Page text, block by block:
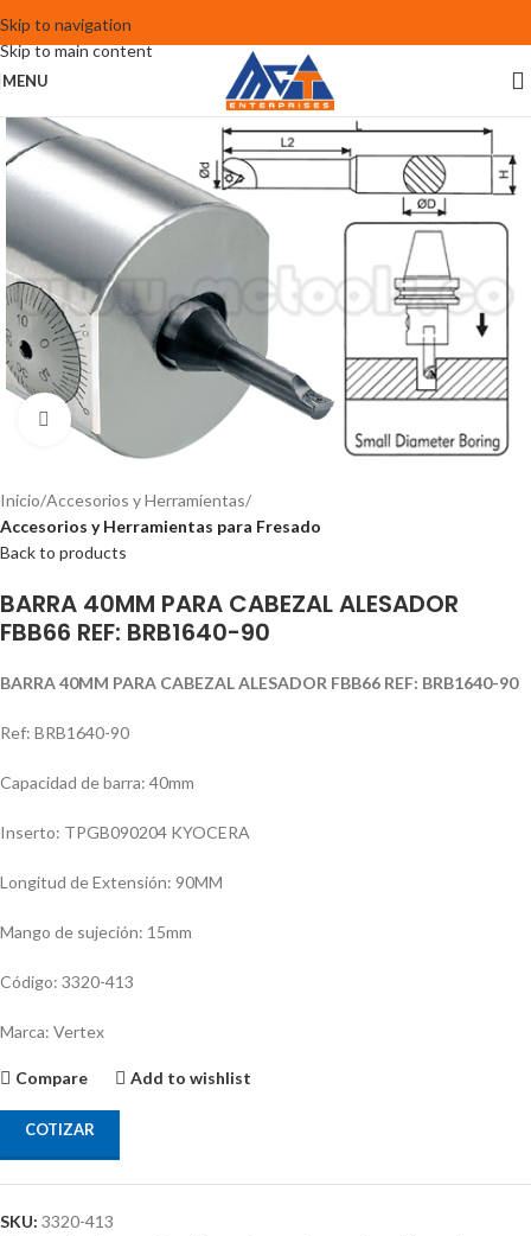
Skip to navigation
Skip to main content
MENU
Click to enlarge
Inicio Accesorios y Herramientas
Accesorios y Herramientas para Fresado
Back to products
BARRA 40MM PARA CABEZAL ALESADOR
FBB66 REF: BRB1640-90
BARRA 40MM PARA CABEZAL ALESADOR FBB66 REF: BRB1640-90
Ref: BRB1640-90
Capacidad de barra: 40mm
Inserto: TPGB090204 KYOCERA
Longitud de Extensión: 90MM
Mango de sujeción: 15mm
Código: 3320-413
Marca: Vertex
Compare Add to wishlist
COTIZAR
SKU: 3320-413